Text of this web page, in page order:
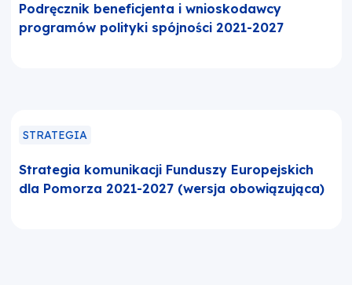
Podręcznik beneficjenta i wnioskodawcy
programów polityki spójności 2021-2027
STRATEGIA
Strategia komunikacji Funduszy Europejskich
dla Pomorza 2021-2027 (wersja obowiązująca)